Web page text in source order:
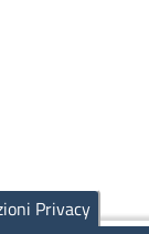
Privacy